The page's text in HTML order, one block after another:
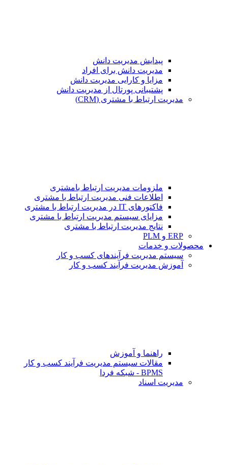
پیدایش مدیریت دانش
مدیریت دانش برای افراد
مزایا و کارایی مدیریت دانش
پشتیبانی پورتال از مدیریت دانش
مدیریت ارتباط با مشتری (CRM)
ملزومات مدیریت ارتباط بامشتری
اطلاعات فنی مدیریت ارتباط با مشتری
فاکتورهای IT در مدیریت ارتباط با مشتری
مزایای سیستم مدیریت ارتباط با مشتری
نتایج مدیریت ارتباط با مشتری
ERP و PLM
محصولات و خدمات
سیستم مدیریت فرآیندهای کسب و کار
آموزش مدیریت فرآیند کسب و کار
راهنما و آموزش
مقالات سیستم مدیریت فرآیند کسب و کار
BPMS - شبکه فردا
مدیریت اسناد